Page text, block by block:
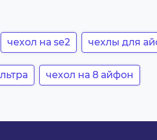
чехол на se2 чехлы для
чехол на 8 айфон